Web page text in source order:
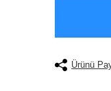
Ürünü